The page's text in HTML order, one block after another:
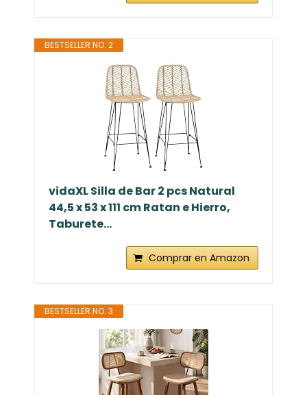
BESTSELLER NO. 2
vidaXL Silla de Bar 2 pcs Natural
44,5 x 53 x 111 cm Ratan e Hierro,
Taburete...
Comprar en Amazon
BESTSELLER NO. 3